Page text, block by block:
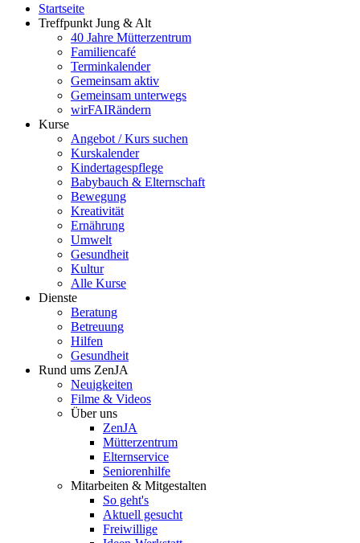
Startseite
Treffpunkt Jung & Alt
40 Jahre Mütterzentrum
Familiencafé
Terminkalender
Gemeinsam aktiv
Gemeinsam unterwegs
wirFAIRändern
Kurse
Angebot / Kurs suchen
Kurskalender
Kindertagespflege
Babybauch & Elternschaft
Bewegung
Kreativität
Ernährung
Umwelt
Gesundheit
Kultur
Alle Kurse
Dienste
Beratung
Betreuung
Hilfen
Gesundheit
Rund ums ZenJA
Neuigkeiten
Filme & Videos
Über uns
ZenJA
Mütterzentrum
Elternservice
Seniorenhilfe
Mitarbeiten & Mitgestalten
So geht's
Aktuell gesucht
Freiwillige